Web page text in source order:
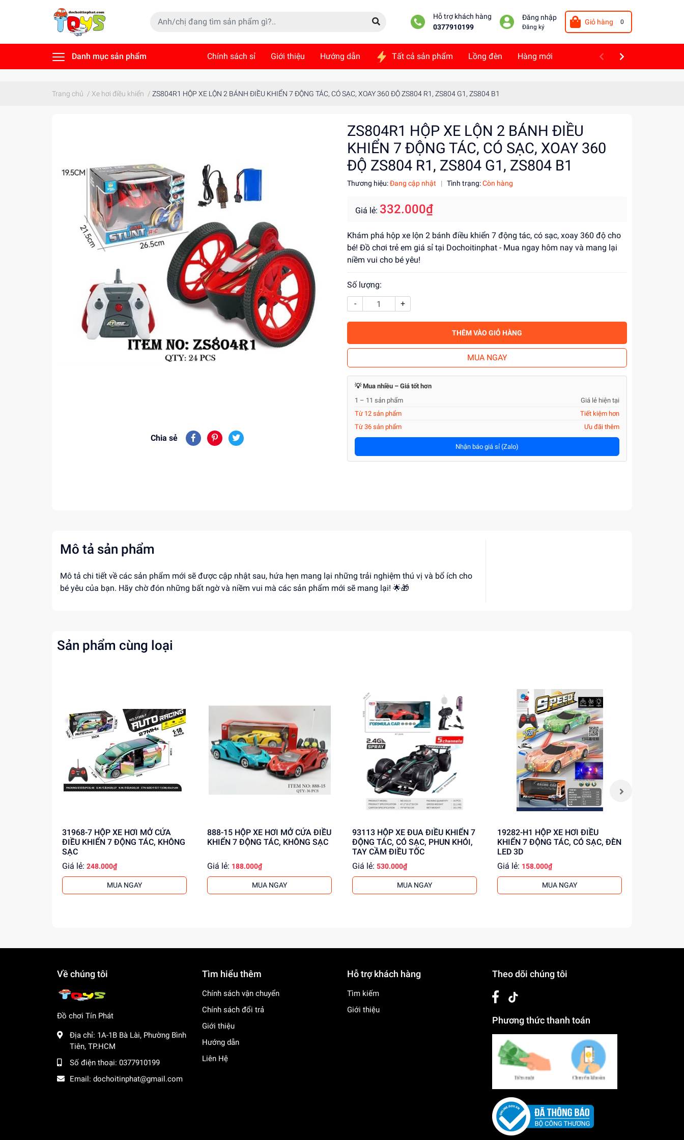
Hỗ trợ khách hàng
0377910199
Đăng nhập
Đăng ký
Giỏ hàng 0
Danh mục sản phẩm Chính sách sỉ Giới thiệu Hướng dẫn Tất cả sản phẩm Lồng đèn Hàng mới
Trang chủ / Xe hơi điều khiển / ZS804R1 HỘP XE LỘN 2 BÁNH ĐIỀU KHIỂN 7 ĐỘNG TÁC, CÓ SẠC, XOAY 360 ĐỘ ZS804 R1, ZS804 G1, ZS804 B1
Chia sẻ
ZS804R1 HỘP XE LỘN 2 BÁNH ĐIỀU
KHIỂN 7 ĐỘNG TÁC, CÓ SẠC, XOAY 360
ĐỘ ZS804 R1, ZS804 G1, ZS804 B1
Thương hiệu:Đang cập nhật | Tình trạng:Còn hàng
Giá lẻ: 332.000₫
Khám phá hộp xe lộn 2 bánh điều khiển 7 động tác, có sạc, xoay 360 độ cho
bé! Đồ chơi trẻ em giá sỉ tại Dochoitinphat - Mua ngay hôm nay và mang lại
niềm vui cho bé yêu!
Số lượng:
-
+
THÊM VÀO GIỎ HÀNG
MUA NGAY
💡 Mua nhiều – Giá tốt hơn
1 – 11 sản phẩm
Giá lẻ hiện tại
Từ 12 sản phẩm
Tiết kiệm hơn
Từ 36 sản phẩm
Ưu đãi thêm
Nhận báo giá sỉ (Zalo)
Mô tả sản phẩm
Mô tả chi tiết về các sản phẩm mới sẽ được cập nhật sau, hứa hẹn mang lại những trải nghiệm thú vị và bổ ích cho
bé yêu của bạn. Hãy chờ đón những bất ngờ và niềm vui mà các sản phẩm mới sẽ mang lại! 🌟🎁
Sản phẩm cùng loại
31968-7 HỘP XE HƠI MỞ CỬA
ĐIỀU KHIỂN 7 ĐỘNG TÁC, KHÔNG
SẠC
Giá lẻ: 248.000₫
MUA NGAY
888-15 HỘP XE HƠI MỞ CỬA ĐIỀU
KHIỂN 7 ĐỘNG TÁC, KHÔNG SẠC
Giá lẻ: 188.000₫
MUA NGAY
93113 HỘP XE ĐUA ĐIỀU KHIỂN 7
ĐỘNG TÁC, CÓ SẠC, PHUN KHÓI,
TAY CẦM ĐIỀU TỐC
Giá lẻ: 530.000₫
MUA NGAY
19282-H1 HỘP XE HƠI ĐIỀU
KHIỂN 7 ĐỘNG TÁC, CÓ SẠC, ĐÈN
LED 3D
Giá lẻ: 158.000₫
MUA NGAY
Về chúng tôi
Đồ chơi Tín Phát
Địa chỉ: 1A-1B Bà Lài, Phường Bình
Tiên, TP.HCM
Số điện thoại: 0377910199
Email: dochoitinphat@gmail.com
Tìm hiểu thêm
Chính sách vận chuyển
Chính sách đổi trả
Giới thiệu
Hướng dẫn
Liên Hệ
Hỗ trợ khách hàng
Tìm kiếm
Giới thiệu
Theo dõi chúng tôi
Phương thức thanh toán